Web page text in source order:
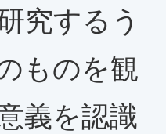
究するう
ものを観
義を認識